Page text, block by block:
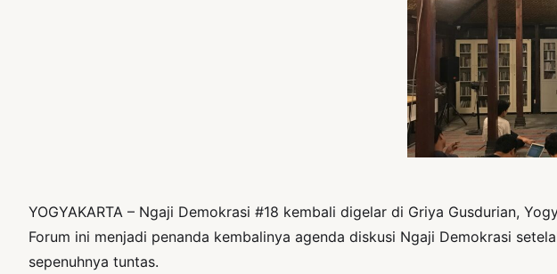
YOGYAKARTA – Ngaji Demokrasi #18 kembali digelar di Griya Gusdurian,
Forum ini menjadi penanda kembalinya agenda diskusi Ngaji Demokrasi
sepenuhnya tuntas.